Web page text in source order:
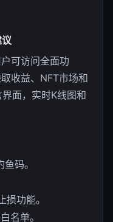
可访问全面功
收益、NFT市场和
面，实时K线图和
码。
功能。
名单。